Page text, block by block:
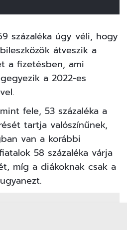
százaléka úgy véli, hogy
átveszik a
a fizetésben, ami
a 2022-es
fele, 53 százaléka a
tartja valószínűnek,
van a korábbi
58 százaléka várja
míg a diákoknak csak a